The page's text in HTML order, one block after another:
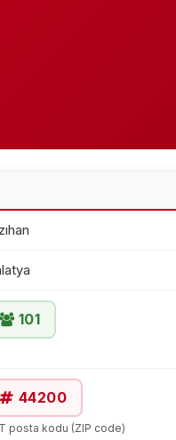
101
44200
posta kodu (ZIP code)